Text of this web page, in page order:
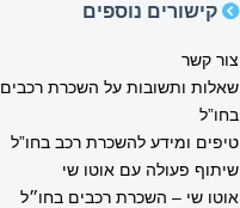
קישורים נוספים
צור קשר
שאלות ותשובות על השכרת רכבים
בחו”ל
טיפים ומידע להשכרת רכב בחו”ל
שיתוף פעולה עם אוטו שי
אוטו שי – השכרת רכבים בחו״ל